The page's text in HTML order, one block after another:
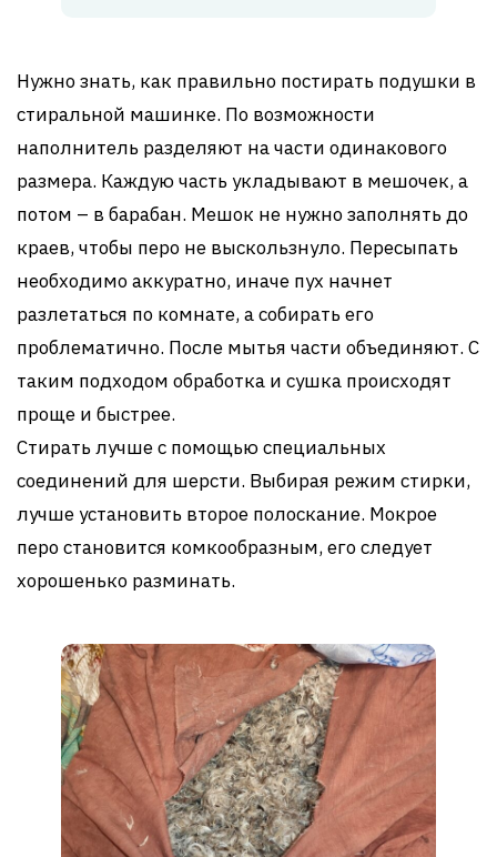
Нужно знать, как правильно постирать подушки в
стиральной машинке. По возможности
наполнитель разделяют на части одинакового
размера. Каждую часть укладывают в мешочек, а
потом – в барабан. Мешок не нужно заполнять до
краев, чтобы перо не выскользнуло. Пересыпать
необходимо аккуратно, иначе пух начнет
разлетаться по комнате, а собирать его
проблематично. После мытья части объединяют. С
таким подходом обработка и сушка происходят
проще и быстрее.
Стирать лучше с помощью специальных
соединений для шерсти. Выбирая режим стирки,
лучше установить второе полоскание. Мокрое
перо становится комкообразным, его следует
хорошенько разминать.